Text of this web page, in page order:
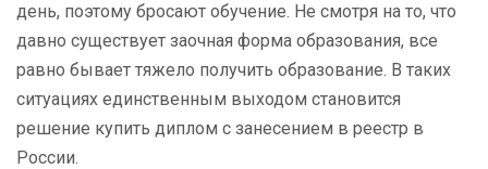
день, поэтому бросают обучение. Не смотря на то, что
давно существует заочная форма образования, все
равно бывает тяжело получить образование. В таких
ситуациях единственным выходом становится
решение купить диплом с занесением в реестр в
России.